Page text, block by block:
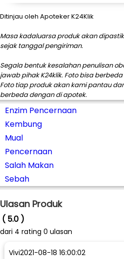
Ditinjau oleh Apoteker K24Klik
Masa kadaluarsa produk akan
sejak tanggal pengiriman.
Segala bentuk kesalahan penulisan
jawab pihak K24klik. Foto bisa
Foto tiap produk akan kami pantau
berbeda dengan di apotek.
Enzim Pencernaan
Kembung
Mual
Pencernaan
Salah Makan
Sebah
Ulasan Produk
( 5.0 )
dari 4 rating 0 ulasan
Vivi2021-08-18 16:00:02